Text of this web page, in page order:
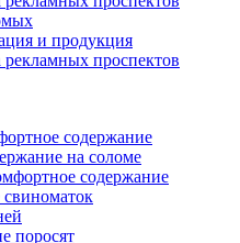
и продукция
рекламных проспектов
содержание
на соломе
содержание
поросят